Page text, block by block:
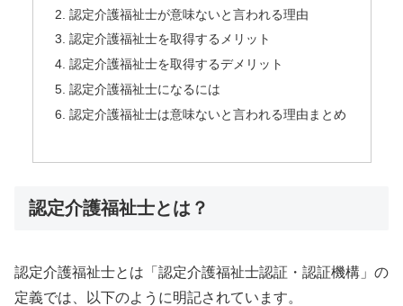
認定介護福祉士が意味ないと言われる理由
認定介護福祉士を取得するメリット
認定介護福祉士を取得するデメリット
認定介護福祉士になるには
認定介護福祉士は意味ないと言われる理由まとめ
認定介護福祉士とは？
認定介護福祉士とは「認定介護福祉士認証・認証機構」の
定義では、以下のように明記されています。